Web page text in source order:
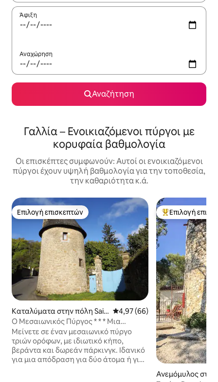
Άφιξη
Αναχώρηση
Αναζήτηση
Γαλλία – Ενοικιαζόμενοι πύργοι με
κορυφαία βαθμολογία
Οι επισκέπτες συμφωνούν: Αυτοί οι ενοικιαζόμενοι
πύργοι έχουν υψηλή βαθμολογία για την τοποθεσία,
την καθαριότητα κ.ά.
Επιλογή επισκεπτών
Επιλογή επισκεπτών
Καταλύματα στην πόλη Sain
t-Germain-en-Coglès
Μέση βαθμολογία: 4,97 στα 5,
4,97 (66)
Ο Μεσαιωνικός Πύργος * * * Μια
διαμονή έξω από τον χρόνο.
Μείνετε σε έναν μεσαιωνικό πύργο
τριών ορόφων, με ιδιωτικό κήπο,
βεράντα και δωρεάν πάρκινγκ. Ιδανικό
για μια απόδραση για δύο άτομα ή για
Κορυφαία
Επιλογή
Ανεμόμυλος